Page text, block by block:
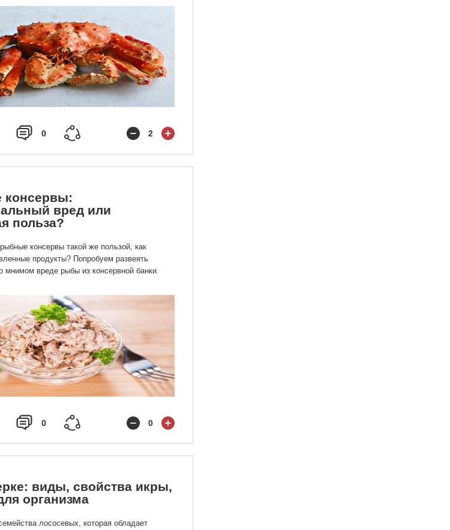
0 2
вред или
польза?
консервы такой же пользой, как
продукты? Попробуем развеять
мнимом вреде рыбы из консервной банки.
0 0
виды, свойства икры,
организма
лососевых, которая обладает